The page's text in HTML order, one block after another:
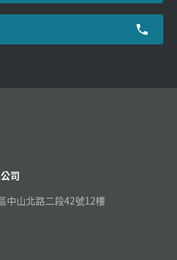
司
中山北路二段42號12樓